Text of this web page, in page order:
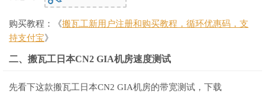
购买教程：《搬瓦工新用户注册和购买教程，循环优惠码，支
持支付宝》
二、搬瓦工日本CN2 GIA机房速度测试
先看下这款搬瓦工日本CN2 GIA机房的带宽测试，下载